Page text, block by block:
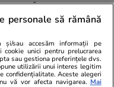
Între
terasă din
12:56
personale să rămână
și/sau accesăm informații pe
unici pentru prelucrarea
sau gestiona preferințele dvs.
utilizării unui interes legitim
confidențialitate. Aceste alegeri
vă vor afecta navigarea. Mai